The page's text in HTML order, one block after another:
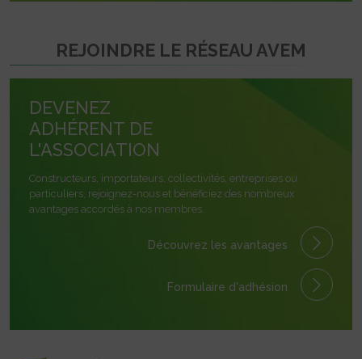
REJOINDRE LE RÉSEAU AVEM
DEVENEZ
ADHÉRENT DE
L'ASSOCIATION
Constructeurs, importateurs, collectivités, entreprises ou
particuliers, rejoignez-nous et bénéficiez des nombreux
avantages accordés à nos membres.
Découvrez les avantages
Formulaire d'adhésion